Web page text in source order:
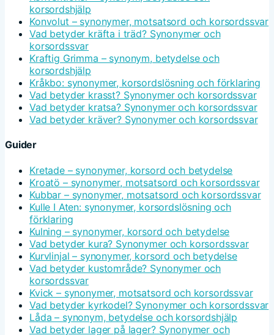
korsordshjälp
Konvolut – synonymer, motsatsord och korsordssvar
Vad betyder kräfta i träd? Synonymer och
korsordssvar
Kraftig Grimma – synonym, betydelse och
korsordshjälp
Kråkbo: synonymer, korsordslösning och förklaring
Vad betyder krasst? Synonymer och korsordssvar
Vad betyder kratsa? Synonymer och korsordssvar
Vad betyder kräver? Synonymer och korsordssvar
Guider
Kretade – synonymer, korsord och betydelse
Kroatö – synonymer, motsatsord och korsordssvar
Kubbar – synonymer, motsatsord och korsordssvar
Kulle I Aten: synonymer, korsordslösning och
förklaring
Kulning – synonymer, korsord och betydelse
Vad betyder kura? Synonymer och korsordssvar
Kurvlinjal – synonymer, korsord och betydelse
Vad betyder kustområde? Synonymer och
korsordssvar
Kvick – synonymer, motsatsord och korsordssvar
Vad betyder kyrkodel? Synonymer och korsordssvar
Låda – synonym, betydelse och korsordshjälp
Vad betyder lager på lager? Synonymer och